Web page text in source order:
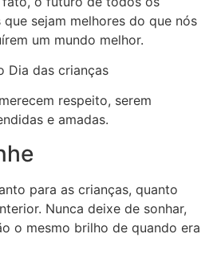
sejam melhores do que nós
um mundo melhor.
respeito, serem
e amadas.
para as crianças, quanto
Nunca deixe de sonhar,
o mesmo brilho de quando era